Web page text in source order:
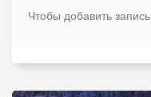
Чтобы добавить запись